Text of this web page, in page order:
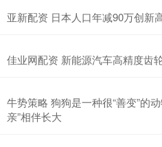
亚新配资 日本人口年减90万创新
佳业网配资 新能源汽车高精度齿
牛势策略 狗狗是一种很“善变”的
亲”相伴长大